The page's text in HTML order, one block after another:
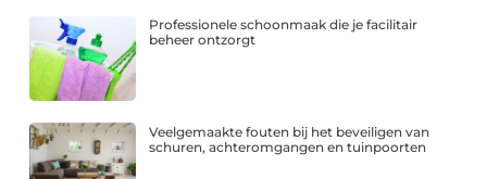
Professionele schoonmaak die je facilitair
beheer ontzorgt
Veelgemaakte fouten bij het beveiligen van
schuren, achteromgangen en tuinpoorten